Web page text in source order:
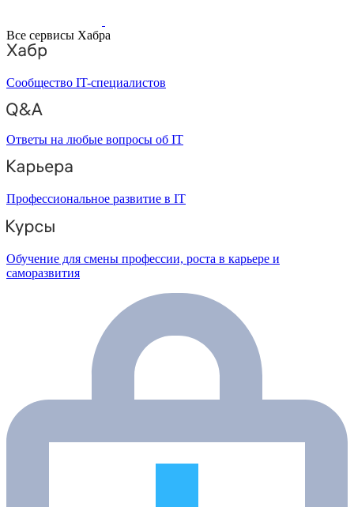
Все сервисы Хабра
Сообщество IT-специалистов
Ответы на любые вопросы об IT
Профессиональное развитие в IT
Обучение для смены профессии, роста в карьере и
саморазвития